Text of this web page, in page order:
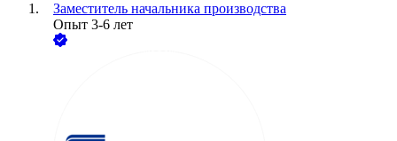
Заместитель начальника производства
Опыт 3-6 лет